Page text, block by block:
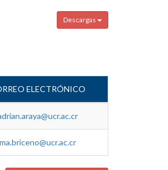
Descargas
ELECTRÓNICO
ma.briceno@ucr.ac.cr